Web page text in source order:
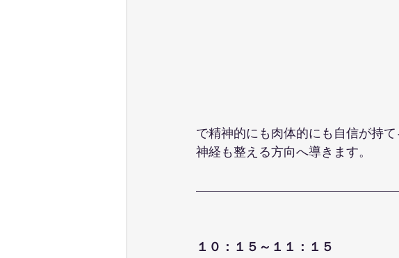
で精神的にも肉体的にも自信が持
神経も整える方向へ導きます。
１０：１５～１１：１５